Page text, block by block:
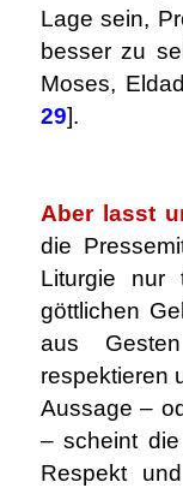
Lage sein,
besser zu
Moses,
29].
Aber lasst
die
Liturgie nur
göttlichen
aus
respektieren
Aussage –
– scheint
Respekt